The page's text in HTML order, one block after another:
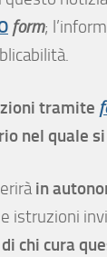
form;
tramite
nel quale
in
istruzioni
chi cura